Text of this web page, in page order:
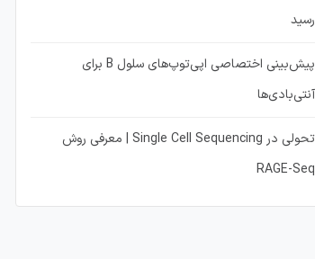
رسید
پیش‌بینی اختصاصی اپی‌توپ‌های سلول B برای
آنتی‌بادی‌ها
تحولی در Single Cell Sequencing | معرفی روش
RAGE-Seq